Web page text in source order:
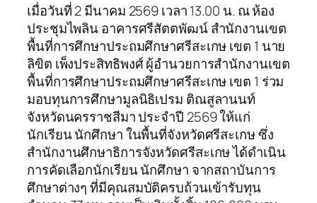
เมื่อวันที่ 2 มีนาคม 2569 เวลา 13.00 น. ณ ห้อง
ประชุมไพลิน อาคารศรีสัตตพัฒน์ สำนักงานเขต
พื้นที่การศึกษาประถมศึกษาศรีสะเกษ เขต 1 นาย
ลิขิต เพ็งประสิทธิพงศ์ ผู้อำนวยการสำนักงานเขต
พื้นที่การศึกษาประถมศึกษาศรีสะเกษ เขต 1 ร่วม
มอบทุนการศึกษามูลนิธิเปรม ติณสูลานนท์
จังหวัดนครราชสีมา ประจำปี 2569 ให้แก่
นักเรียน นักศึกษา ในพื้นที่จังหวัดศรีสะเกษ ซึ่ง
สำนักงานศึกษาธิการจังหวัดศรีสะเกษ ได้ดำเนิน
การคัดเลือกนักเรียน นักศึกษา จากสถาบันการ
ศึกษาต่างๆ ที่มีคุณสมบัติครบถ้วนเข้ารับทุน